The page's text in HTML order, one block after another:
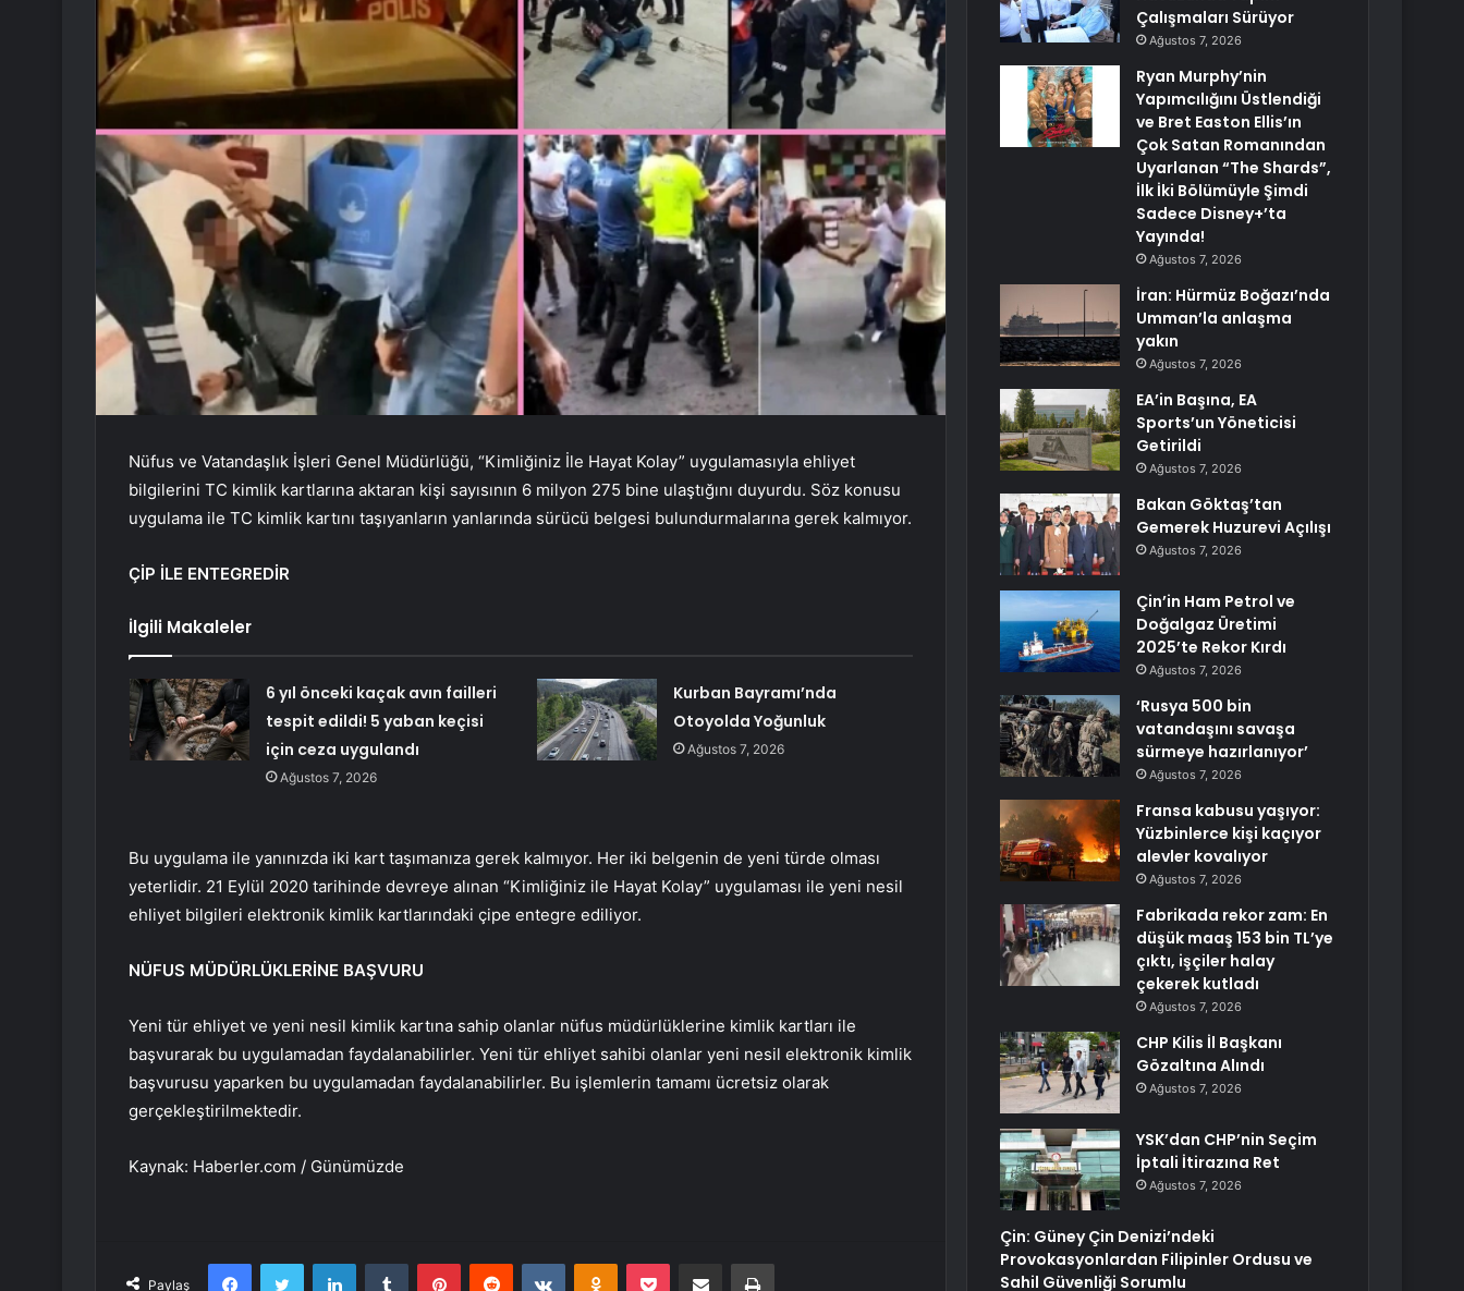
Nüfus ve Vatandaşlık İşleri Genel Müdürlüğü, “Kimliğiniz İle Hayat Kolay” uygulamasıyla ehliyet
bilgilerini TC kimlik kartlarına aktaran kişi sayısının 6 milyon 275 bine ulaştığını duyurdu. Söz konusu
uygulama ile TC kimlik kartını taşıyanların yanlarında sürücü belgesi bulundurmalarına gerek kalmıyor.
ÇİP İLE ENTEGREDİR
İlgili Makaleler
6 yıl önceki kaçak avın failleri
tespit edildi! 5 yaban keçisi
için ceza uygulandı
Ağustos 7, 2026
Kurban Bayramı’nda
Otoyolda Yoğunluk
Ağustos 7, 2026
Bu uygulama ile yanınızda iki kart taşımanıza gerek kalmıyor. Her iki belgenin de yeni türde olması
yeterlidir. 21 Eylül 2020 tarihinde devreye alınan “Kimliğiniz ile Hayat Kolay” uygulaması ile yeni nesil
ehliyet bilgileri elektronik kimlik kartlarındaki çipe entegre ediliyor.
NÜFUS MÜDÜRLÜKLERİNE BAŞVURU
Yeni tür ehliyet ve yeni nesil kimlik kartına sahip olanlar nüfus müdürlüklerine kimlik kartları ile
başvurarak bu uygulamadan faydalanabilirler. Yeni tür ehliyet sahibi olanlar yeni nesil elektronik kimlik
başvurusu yaparken bu uygulamadan faydalanabilirler. Bu işlemlerin tamamı ücretsiz olarak
gerçekleştirilmektedir.
Kaynak: Haberler.com / Günümüzde
Paylaş
FacebookTwitter LinkedInTumblr PinterestReddit VKontakteOdnoklassniki
Pocket E-Posta ile paylaş Yazdır
Çalışmaları Sürüyor
Ağustos 7, 2026
Ryan Murphy’nin
Yapımcılığını Üstlendiği
ve Bret Easton Ellis’ın
Çok Satan Romanından
Uyarlanan “The Shards”,
İlk İki Bölümüyle Şimdi
Sadece Disney+’ta
Yayında!
Ağustos 7, 2026
İran: Hürmüz Boğazı’nda
Umman’la anlaşma
yakın
Ağustos 7, 2026
EA’in Başına, EA
Sports’un Yöneticisi
Getirildi
Ağustos 7, 2026
Bakan Göktaş’tan
Gemerek Huzurevi Açılışı
Ağustos 7, 2026
Çin’in Ham Petrol ve
Doğalgaz Üretimi
2025’te Rekor Kırdı
Ağustos 7, 2026
‘Rusya 500 bin
vatandaşını savaşa
sürmeye hazırlanıyor’
Ağustos 7, 2026
Fransa kabusu yaşıyor:
Yüzbinlerce kişi kaçıyor
alevler kovalıyor
Ağustos 7, 2026
Fabrikada rekor zam: En
düşük maaş 153 bin TL’ye
çıktı, işçiler halay
çekerek kutladı
Ağustos 7, 2026
CHP Kilis İl Başkanı
Gözaltına Alındı
Ağustos 7, 2026
YSK’dan CHP’nin Seçim
İptali İtirazına Ret
Ağustos 7, 2026
Çin: Güney Çin Denizi’ndeki
Provokasyonlardan Filipinler Ordusu ve
Sahil Güvenliği Sorumlu